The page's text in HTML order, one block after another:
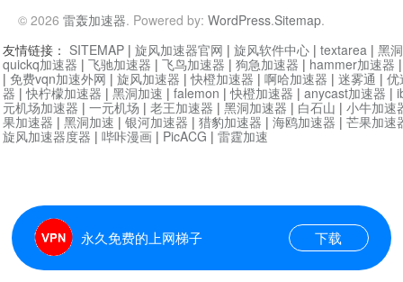
© 2026 雷轰加速器. Powered by: WordPress.Sitemap.
永久免费的上网梯子 下载
友情链接： SITEMAP | 旋风加速器官网 | 旋风软件中心 | textarea | 黑
quickq加速器 | 飞驰加速器 | 飞鸟加速器 | 狗急加速器 | hammer加速器
| 免费vqn加速外网 | 旋风加速器 |快橙加速器 | 啊哈加速器 | 迷雾通 | 优
器 |快柠檬加速器 | 黑洞加速 | falemon |快橙加速器 | anycast加速器 |
元机场加速器 | 一元机场 | 老王加速器 | 黑洞加速器 | 白石山 | 小牛加速
果加速器 | 黑洞加速 | 银河加速器 | 猎豹加速器 | 海鸥加速器 | 芒果加速
旋风加速器度器 | 哔咔漫画 | PicACG | 雷霆加速